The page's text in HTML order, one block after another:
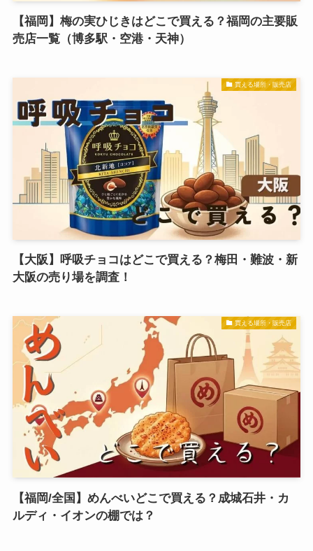
【福岡】梅の実ひじきはどこで買える？福岡の主要販
売店一覧（博多駅・空港・天神）
買える場所・販売店
【大阪】呼吸チョコはどこで買える？梅田・難波・新
大阪の売り場を調査！
買える場所・販売店
【福岡/全国】めんべいどこで買える？成城石井・カ
ルディ・イオンの棚では？